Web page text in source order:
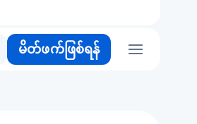
မိတ်ဖက်ဖြစ်ရန်